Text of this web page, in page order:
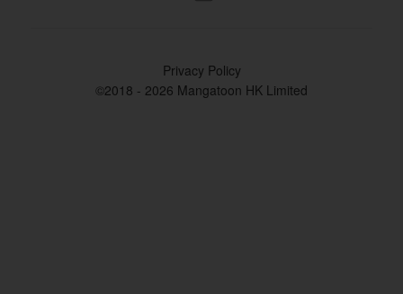
Privacy Policy
©2018 - 2026 Mangatoon HK Limited